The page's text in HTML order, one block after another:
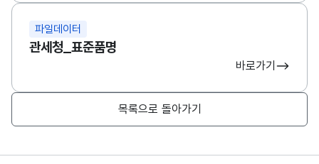
파일데이터
관세청_표준품명
바로가기
목록으로 돌아가기